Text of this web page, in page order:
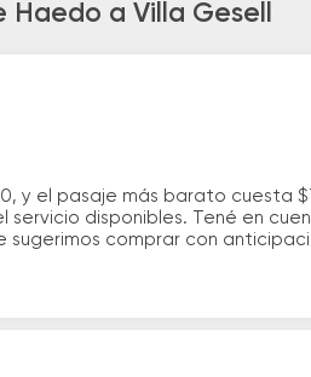
a Villa Gesell
y el pasaje más barato cuesta
disponibles. Tené en
comprar con